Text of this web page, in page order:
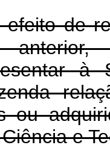
efeito de
à
ou
e